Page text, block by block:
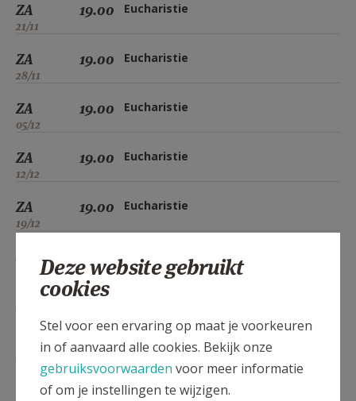
ZA
21/11
19.00 Eucharistie
ZA
28/11
19.00 Eucharistie
ZA
05/12
19.00 Eucharistie
ZA
12/12
19.00 Eucharistie
ZA
19/12
19.00 Eucharistie
26/12
02/01
09/01
19.00 Eucharistie
Deze website gebruikt
cookies
Stel voor een ervaring op maat je voorkeuren
in of aanvaard alle cookies. Bekijk onze
gebruiksvoorwaarden voor meer informatie
of om je instellingen te wijzigen.